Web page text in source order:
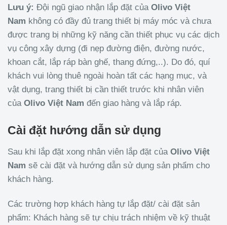
Lưu ý: Đội ngũ giao nhận lắp đặt của Olivo Việt
Nam không có đầy đủ trang thiết bị máy móc và chưa
được trang bị những kỹ năng cần thiết phục vụ các dịch
vụ công xây dựng (đi nẹp đường điện, đường nước,
khoan cắt, lắp ráp bàn ghế, thang đứng,..). Do đó, quí
khách vui lòng thuê ngoài hoàn tất các hạng mục, và
vật dụng, trang thiết bị cần thiết trước khi nhân viên
của Olivo Việt Nam đến giao hàng và lắp ráp.
Cài đặt hướng dẫn sử dụng
Sau khi lắp đặt xong nhân viên lắp đặt của Olivo Việt
Nam sẽ cài đặt và hướng dẫn sử dụng sản phẩm cho
khách hàng.
Các trường hợp khách hàng tự lắp đặt/ cài đặt sản
phẩm: Khách hàng sẽ tự chịu trách nhiệm về kỹ thuật